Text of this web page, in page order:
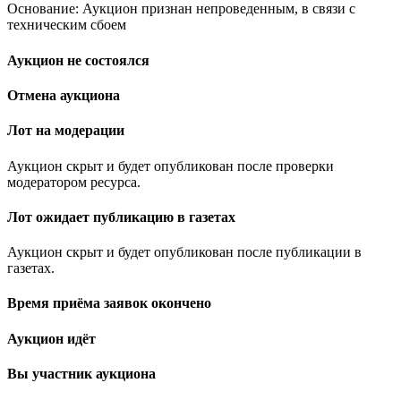
Основание: Аукцион признан непроведенным, в связи с
техническим сбоем
Аукцион не состоялся
Отмена аукциона
Лот на модерации
Аукцион скрыт и будет опубликован после проверки
модератором ресурса.
Лот ожидает публикацию в газетах
Аукцион скрыт и будет опубликован после публикации в
газетах.
Время приёма заявок окончено
Аукцион идёт
Вы участник аукциона